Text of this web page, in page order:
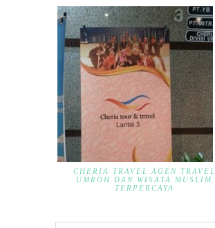
CHERIA TRAVEL AGEN TRAVEL
UMROH DAN WISATA MUSLIM
TERPERCAYA